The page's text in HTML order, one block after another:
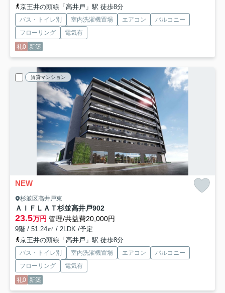
京王井の頭線「高井戸」駅 徒歩8分
バス・トイレ別 室内洗濯機置場 エアコン
バルコニー
フローリング
電気有
礼0 新築
賃貸マンション
NEW
杉並区高井戸東
ＡＩＦＬＡＴ杉並高井戸902
23.5万円 管理/共益費20,000円
9階 / 51.24㎡ / 2LDK /予定
京王井の頭線「高井戸」駅 徒歩8分
バス・トイレ別 室内洗濯機置場 エアコン
バルコニー
フローリング
電気有
礼0 新築